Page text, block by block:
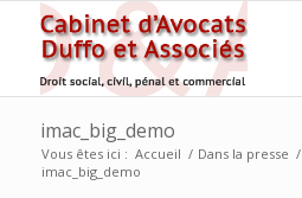
imac_big_demo
Vous êtes ici : Accueil / Dans la presse /
imac_big_demo